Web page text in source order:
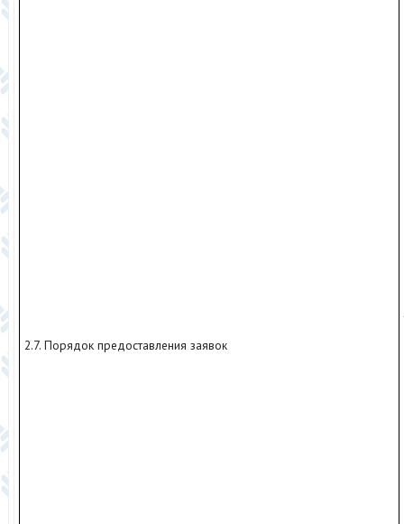
2.7. Порядок предоставления заявок